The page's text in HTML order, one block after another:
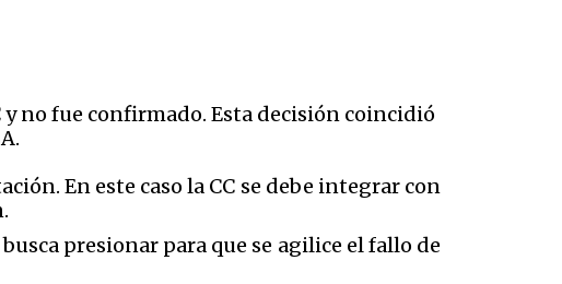
no fue confirmado. Esta decisión coincidió
En este caso la CC se debe integrar con
presionar para que se agilice el fallo de